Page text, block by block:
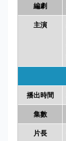
編劇
主演
播出時間
集數
片長